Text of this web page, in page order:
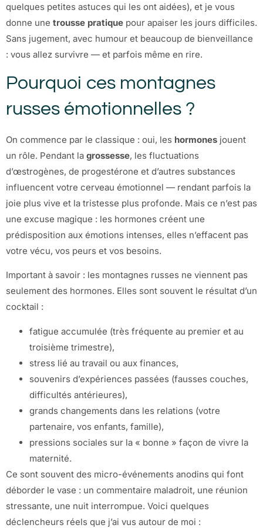
quelques petites astuces qui les ont aidées), et je vous
donne une trousse pratique pour apaiser les jours difficiles.
Sans jugement, avec humour et beaucoup de bienveillance
: vous allez survivre — et parfois même en rire.
Pourquoi ces montagnes
russes émotionnelles ?
On commence par le classique : oui, les hormones jouent
un rôle. Pendant la grossesse, les fluctuations
d’œstrogènes, de progestérone et d’autres substances
influencent votre cerveau émotionnel — rendant parfois la
joie plus vive et la tristesse plus profonde. Mais ce n’est pas
une excuse magique : les hormones créent une
prédisposition aux émotions intenses, elles n’effacent pas
votre vécu, vos peurs et vos besoins.
Important à savoir : les montagnes russes ne viennent pas
seulement des hormones. Elles sont souvent le résultat d’un
cocktail :
fatigue accumulée (très fréquente au premier et au
troisième trimestre),
stress lié au travail ou aux finances,
souvenirs d’expériences passées (fausses couches,
difficultés antérieures),
grands changements dans les relations (votre
partenaire, vos enfants, famille),
pressions sociales sur la « bonne » façon de vivre la
maternité.
Ce sont souvent des micro-événements anodins qui font
déborder le vase : un commentaire maladroit, une réunion
stressante, une nuit interrompue. Voici quelques
déclencheurs réels que j’ai vus autour de moi :